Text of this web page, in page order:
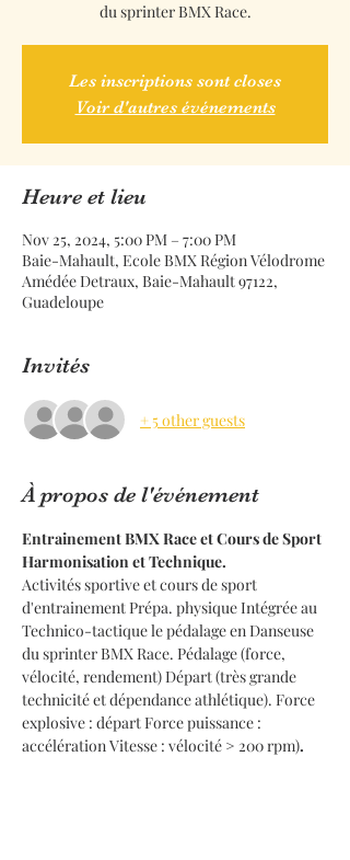
du sprinter BMX Race.
Les inscriptions sont closes
Voir d'autres événements
Heure et lieu
Nov 25, 2024, 5:00 PM – 7:00 PM
Baie-Mahault, Ecole BMX Région Vélodrome
Amédée Detraux, Baie-Mahault 97122,
Guadeloupe
Invités
+ 5 other guests
À propos de l'événement
Entrainement BMX Race et Cours de Sport
Harmonisation et Technique.
Activités sportive et cours de sport
d'entrainement Prépa. physique Intégrée au
Technico-tactique le pédalage en Danseuse
du sprinter BMX Race. Pédalage (force,
vélocité, rendement) Départ (très grande
technicité et dépendance athlétique). Force
explosive : départ Force puissance :
accélération Vitesse : vélocité > 200 rpm).